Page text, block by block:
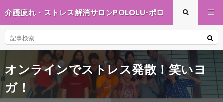
介護疲れ・ストレス解消サロンPOLOLU-ポロ
オンラインでストレス発散！笑いヨ
ガ！